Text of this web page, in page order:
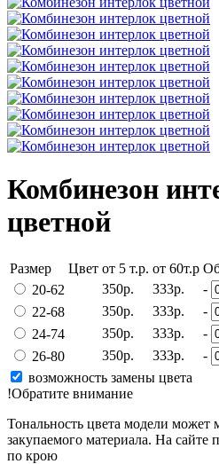
Комбинезон
цветной
Размер Цвет от 5 т.р. от 60т.р
20-62
350р. 333р. -
22-68
350р. 333р. -
24-74
350р. 333р. -
26-80
350р. 333р. -
возможность замены цвета
!Обратите внимание
Тональность цвета модели может
закупаемого материала. На сайте
по крою